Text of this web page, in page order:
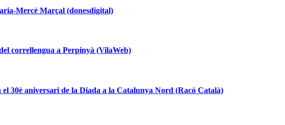
Mercè Marçal (donesdigital)
correllengua a Perpinyà (VilaWeb)
30è aniversari de la Diada a la Catalunya Nord (Racó Català)